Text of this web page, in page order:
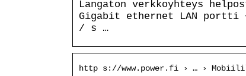
Langaton verkkoyhteys
Gigabit ethernet LAN portti
/ s …
http s://www.power.fi › … ›